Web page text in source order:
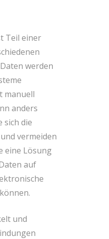
Teil einer
werden
manuell
anders
sich die
vermeiden
eine Lösung
auf
und